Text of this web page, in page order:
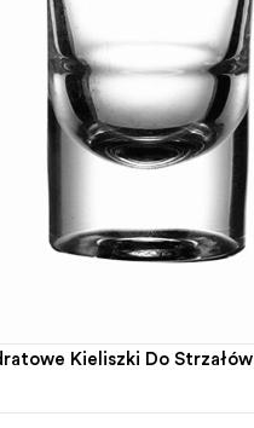
Kieliszki Do Strzałów